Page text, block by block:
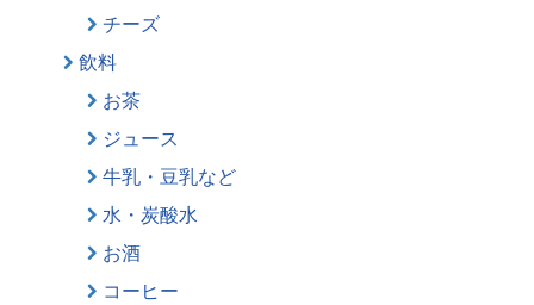
チーズ
飲料
お茶
ジュース
牛乳・豆乳など
水・炭酸水
お酒
コーヒー